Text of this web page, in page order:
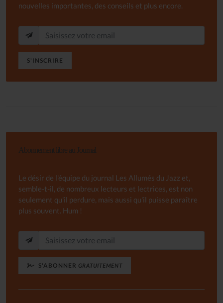
nouvelles importantes, des conseils et plus encore.
S'INSCRIRE
Abonnement libre au Journal
Le désir de l'équipe du journal Les Allumés du Jazz et,
semble-t-il, de nombreux lecteurs et lectrices, est non
seulement qu'il perdure, mais aussi qu'il puisse paraître
plus souvent. Hum !
S'ABONNER GRATUITEMENT